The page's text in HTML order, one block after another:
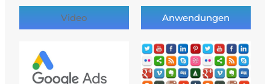
Video Anwendungen